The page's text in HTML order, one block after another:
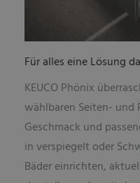
Für alles eine Lösung
KEUCO Phönix
wählbaren Seiten- und
Geschmack und
in verspiegelt oder
Bäder einrichten,